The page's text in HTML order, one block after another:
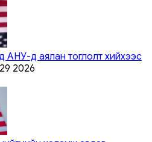
АНУ-д аялан тоглолт хийхээс
2026